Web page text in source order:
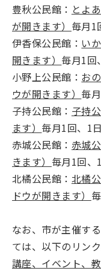
豊秋公民館： とよ
が開きます） 毎月1
伊香保公民館： い
開きます） 毎月1回
小野上公民館： お
ウが開きます） 毎
子持公民館： 子持
ます） 毎月1回、1
赤城公民館： 赤城
きます） 毎月1回、
北橘公民館： 北橘
ドウが開きます）
なお、市が主催す
ては、以下のリン
講座、イベント、